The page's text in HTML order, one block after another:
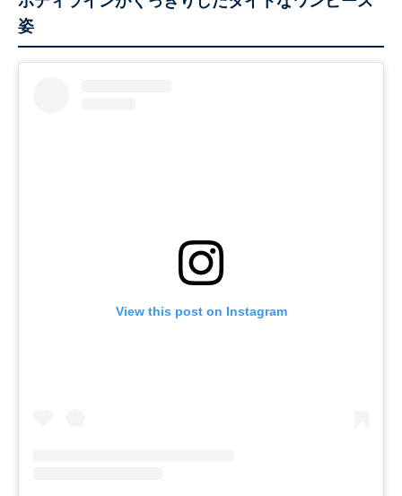
姿
View this post on Instagram